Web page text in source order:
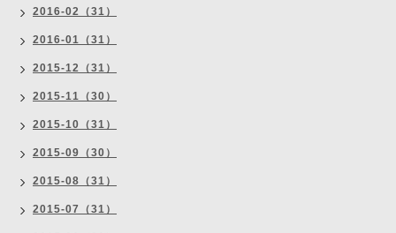
2016-02（31）
2016-01（31）
2015-12（31）
2015-11（30）
2015-10（31）
2015-09（30）
2015-08（31）
2015-07（31）